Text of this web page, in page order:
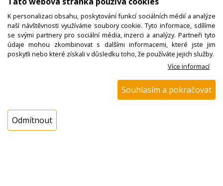
K personalizaci obsahu, poskytování funkcí sociálních médií a analýze
naší návštěvnosti využíváme soubory cookie. Tyto informace, sdílíme
se svými partnery pro sociální média, inzerci a analýzy. Partneři tyto
údaje mohou zkombinovat s dalšími informacemi, které jste jim
poskytli nebo které získali v důsledku toho, že používáte jejich služby.
Více informací
Souhlasím a pokračovat
Odmítnout
Termostat s
konektorem ETA
0184 00050
Ihned k odeslání
Skladem na prodejně 10 ks